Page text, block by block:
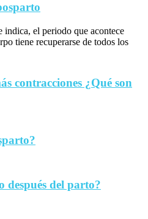
indica, el periodo que acontece
tiene recuperarse de todos los
contracciones ¿Qué son
después del parto?